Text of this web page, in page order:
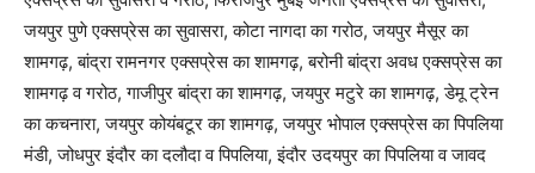
जयपुर पुणे एक्सप्रेस का सुवासरा, कोटा नागदा का गरोठ, जयपुर मैसूर का
शामगढ़, बांद्रा रामनगर एक्सप्रेस का शामगढ़, बरोनी बांद्रा अवध एक्सप्रेस का
शामगढ़ व गरोठ, गाजीपुर बांद्रा का शामगढ़, जयपुर मटुरे का शामगढ़, डेमू ट्रेन
का कचनारा, जयपुर कोयंबटूर का शामगढ़, जयपुर भोपाल एक्सप्रेस का पिपलिया
मंडी, जोधपुर इंदौर का दलौदा व पिपलिया, इंदौर उदयपुर का पिपलिया व जावद